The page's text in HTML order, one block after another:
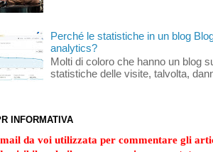
Perché le statistiche in un blog
analytics?
Molti di coloro che hanno un blog
statistiche delle visite, talvolta,
INFORMATIVA
da voi utilizzata per commentare gli